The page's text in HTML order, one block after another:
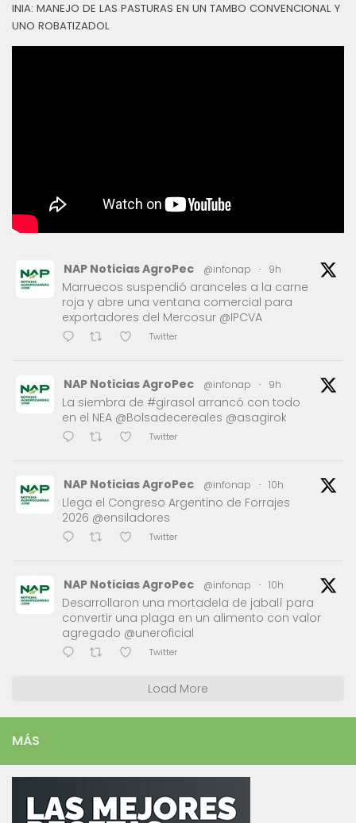
INIA: MANEJO DE LAS PASTURAS EN UN TAMBO CONVENCIONAL Y
UNO ROBATIZADOL
NAP Noticias AgroPec @infonap · 9h
Marruecos suspendió aranceles a la carne
roja y abre una ventana comercial para
exportadores del Mercosur @IPCVA
Twitter
NAP Noticias AgroPec @infonap · 9h
La siembra de #girasol arrancó con todo
en el NEA @Bolsadecereales @asagirok
Twitter
NAP Noticias AgroPec @infonap · 10h
Llega el Congreso Argentino de Forrajes
2026 @ensiladores
Twitter
NAP Noticias AgroPec @infonap · 10h
Desarrollaron una mortadela de jabalí para
convertir una plaga en un alimento con valor
agregado @uneroficial
Twitter
Load More
MÁS